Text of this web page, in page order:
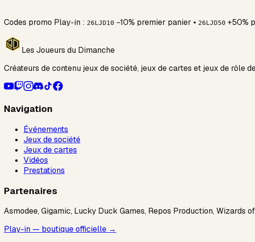
Codes promo Play-in : 26LJD10 −10% premier panier • 26LJD50 +50%
Les Joueurs du Dimanche
Créateurs de contenu jeux de société, jeux de cartes et jeux de rôle
Navigation
Événements
Jeux de société
Jeux de cartes
Vidéos
Prestations
Partenaires
Asmodee, Gigamic, Lucky Duck Games, Repos Production, Wizards
Play-in — boutique officielle →